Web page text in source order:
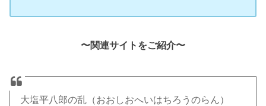
〜関連サイトをご紹介〜
大塩平八郎の乱（おおしおへいはちろうのらん）